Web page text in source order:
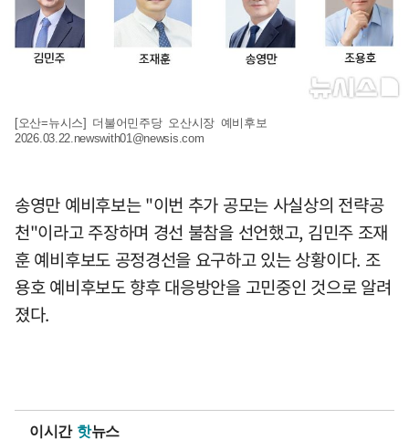
[오산=뉴시스] 더불어민주당 오산시장 예비후보
2026.03.22.newswith01@newsis.com
송영만 예비후보는 "이번 추가 공모는 사실상의 전략공
천"이라고 주장하며 경선 불참을 선언했고, 김민주 조재
훈 예비후보도 공정경선을 요구하고 있는 상황이다. 조
용호 예비후보도 향후 대응방안을 고민중인 것으로 알려
졌다.
이시간 핫뉴스